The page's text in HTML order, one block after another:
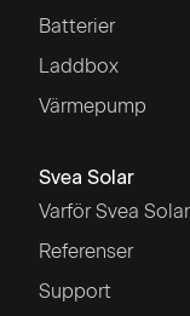
Batterier
Laddbox
Värmepump
Svea Solar
Varför Svea Solar
Referenser
Support